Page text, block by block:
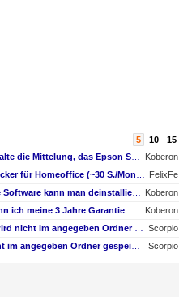
5 10
15
Koberon
FelixFe
Koberon
Koberon
Scorpio
Scorpio